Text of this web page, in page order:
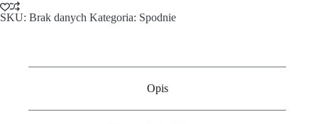
SKU: Brak danych Kategoria: Spodnie
Opis